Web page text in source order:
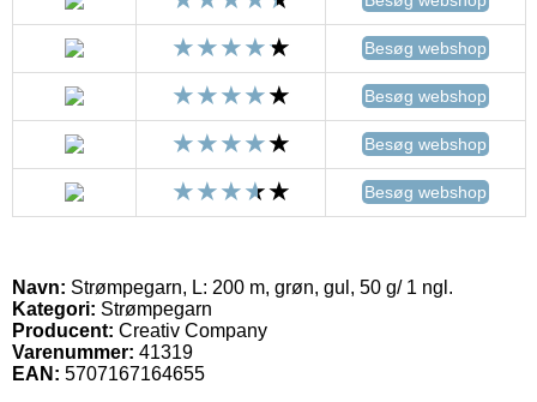
Besøg webshop
Besøg webshop
Besøg webshop
Besøg webshop
Navn: Strømpegarn, L: 200 m, grøn, gul, 50 g/ 1 ngl.
Kategori: Strømpegarn
Producent: Creativ Company
Varenummer: 41319
EAN: 5707167164655